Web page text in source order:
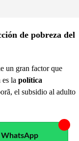
de pobreza del
un gran factor que
la política
el subsidio al adulto
WhatsApp